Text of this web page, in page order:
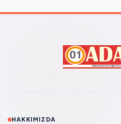
HAKKIMIZDA